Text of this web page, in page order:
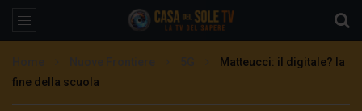
Matteucci: il digitale? la
fine della scuola